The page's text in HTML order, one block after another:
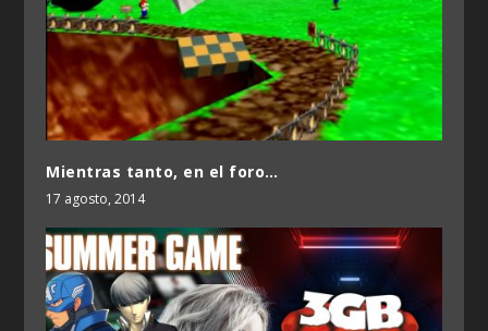
Mientras tanto, en el foro…
17 agosto, 2014